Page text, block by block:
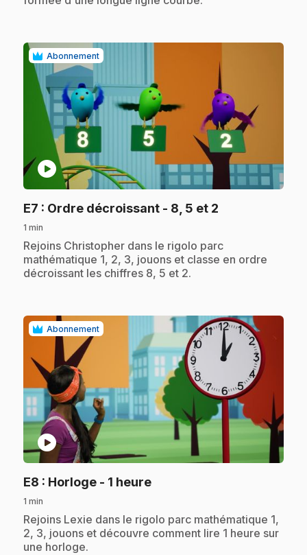
Abonnement
play_circle
E7 : Ordre décroissant - 8, 5 et 2
1 min
.Rejoins Christopher dans le rigolo parc
mathématique 1, 2, 3, jouons et classe en ordre
décroissant les chiffres 8, 5 et 2.
Abonnement
play_circle
E8 : Horloge - 1 heure.
1 min
.Rejoins Lexie dans le rigolo parc mathématique 1,
2, 3, jouons et découvre comment lire 1 heure sur
une horloge.